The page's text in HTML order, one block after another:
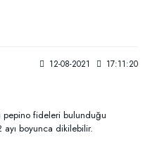
12-08-2021 17:11:20
pepino fideleri bulunduğu
boyunca dikilebilir.